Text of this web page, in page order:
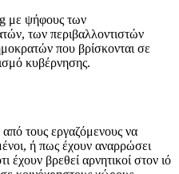
με ψήφους των
των περιβαλλοντιστών
που βρίσκονται σε
κυβέρνησης.
τους εργαζόμενους να
ή πως έχουν αναρρώσει
βρεθεί αρνητικοί στον ιό